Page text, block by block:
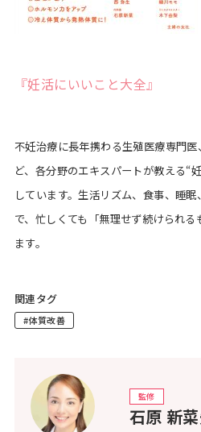
『妊活にいいこと大全』
不妊治療に長年携わる生殖医療専門
ど、各分野のエキスパートが教える“
しています。生活リズム、食事、睡
で、忙しくても「無理せず続けられ
ます。
関連タグ
#体質改善
監修
石原 新